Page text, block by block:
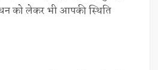
को लेकर भी आपकी स्थिति